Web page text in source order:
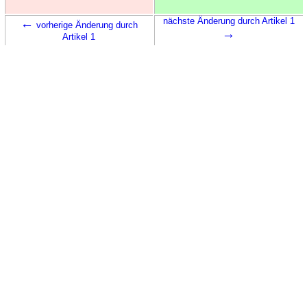
← vorherige Änderung durch
Artikel 1
nächste Änderung durch Artikel 1
→